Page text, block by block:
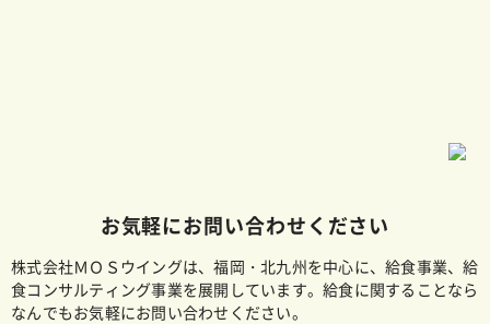
お気軽にお問い合わせください
株式会社ＭＯＳウイングは、福岡・北九州を中心に、給食事業、給
食コンサルティング事業を展開しています。給食に関することなら
なんでもお気軽にお問い合わせください。